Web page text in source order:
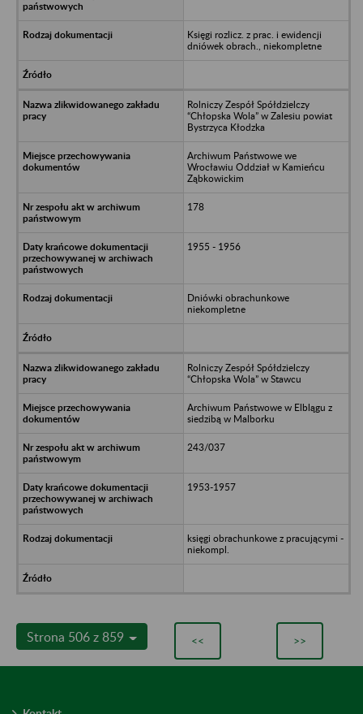
Księgi rozlicz. z prac. i ewidencji
dniówek obrach., niekompletne
Rolniczy Zespół Spółdzielczy
“Chłopska Wola” w Zalesiu powiat
Bystrzyca Kłodzka
Archiwum Państwowe we
Wrocławiu Oddział w Kamieńcu
Ząbkowickim
178
1955 - 1956
Dniówki obrachunkowe
niekompletne
Rolniczy Zespół Spółdzielczy
“Chłopska Wola” w Stawcu
Archiwum Państwowe w Elblągu z
siedzibą w Malborku
243/037
1953-1957
księgi obrachunkowe z pracującymi -
niekompl.
Strona 506 z 859 << >>